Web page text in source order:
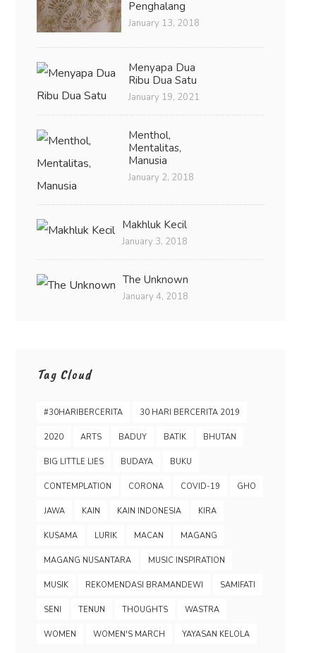
Penghalang
January 13, 2018
Menyapa Dua
Ribu Dua Satu
January 19, 2021
Menthol,
Mentalitas,
Manusia
January 2, 2018
Makhluk Kecil
January 3, 2018
The Unknown
January 4, 2018
Tag Cloud
#30HARIBERCERITA 30 HARI BERCERITA 2019
2020 ARTS BADUY BATIK BHUTAN
BIG LITTLE LIES BUDAYA BUKU
CONTEMPLATION CORONA COVID-19 GHO
JAWA KAIN KAIN INDONESIA KIRA
KUSAMA LURIK MACAN MAGANG
MAGANG NUSANTARA MUSIC INSPIRATION
MUSIK REKOMENDASI BRAMANDEWI SAMIFATI
SENI TENUN THOUGHTS WASTRA
WOMEN WOMEN'S MARCH YAYASAN KELOLA